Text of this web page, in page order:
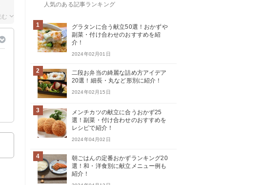
人気のある記事ランキング
1
グラタンに合う献立50選！おかずや
副菜・付け合わせのおすすめを紹
介！
2024年02月01日
2
二段お弁当の綺麗な詰め方アイデア
20選！細長・丸など形別に紹介！
2024年02月15日
3
メンチカツの献立に合うおかず25
選！副菜・付け合わせのおすすめを
レシピで紹介！
2024年04月02日
4
朝ごはんの定番おかずランキング20
選！和・洋食別に献立メニュー例も
紹介！